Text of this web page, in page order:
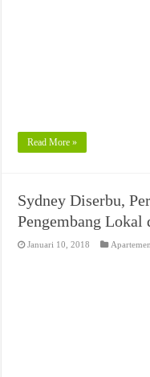
Read More »
Sydney Diserbu,
Pengembang Lokal
Januari 10, 2018 Apartemen